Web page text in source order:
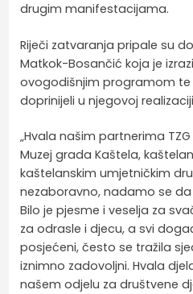
drugim manifestacijama.
Riječi zatvaranja pripale su
Matkok-Bosančić koja je
ovogodišnjim programom te
doprinijeli u njegovoj
„Hvala našim partnerima
Muzej grada Kaštela,
kaštelanskim umjetničkim
nezaboravno, nadamo se
Bilo je pjesme i veselja za
za odrasle i djecu, a svi
posjećeni, često se tražila
iznimno zadovoljni. Hvala
našem odjelu za društvene